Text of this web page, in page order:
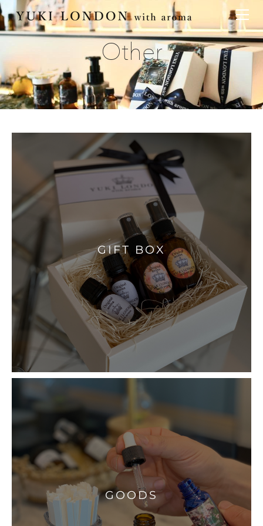
GIFT BOX
GOODS
最新情報
トピックス
メディア情報
イベント情報
事業内容
アロマイベント／講習会
イベント
出張アロマ空間
アロマセレモニー《ゲスト参加型演出》
天然アロマ講座
aroma bar【完全会員制】
アロマ空間デザイン
アロマ空間導入の目的・メリット
お問い合わせ
アロマ空間無料体験お申込みフォーム
会社概要
代表の想い
ONLINE SHOP
香りの定期便
オリジナル商品
精油56種
名入れギフト
特別なギフトセレクション
アロマコラム